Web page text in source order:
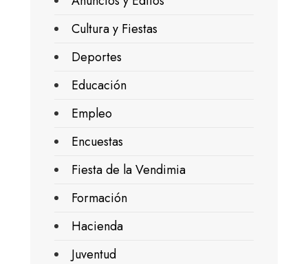
Cultura y Fiestas
Deportes
Educación
Empleo
Encuestas
Fiesta de la Vendimia
Formación
Hacienda
Juventud